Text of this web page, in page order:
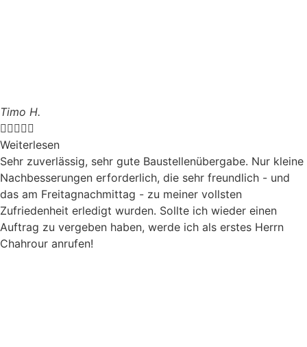
Timo H.

Weiterlesen
Sehr zuverlässig, sehr gute Baustellenübergabe. Nur kleine
Nachbesserungen erforderlich, die sehr freundlich - und
das am Freitagnachmittag - zu meiner vollsten
Zufriedenheit erledigt wurden. Sollte ich wieder einen
Auftrag zu vergeben haben, werde ich als erstes Herrn
Chahrour anrufen!